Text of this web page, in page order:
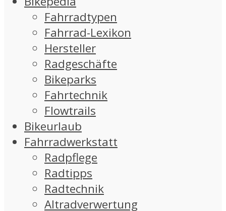
Fahrradtypen
Fahrrad-Lexikon
Hersteller
Radgeschäfte
Bikeparks
Fahrtechnik
Flowtrails
Bikeurlaub
Fahrradwerkstatt
Radpflege
Radtipps
Radtechnik
Altradverwertung